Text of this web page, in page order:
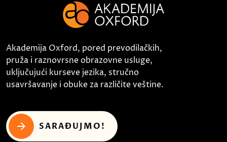
Akademija Oxford, pored prevodilačkih,
pruža i raznovrsne obrazovne usluge,
uključujući kurseve jezika, stručno
usavršavanje i obuke za različite veštine.
SARAĐUJMO!